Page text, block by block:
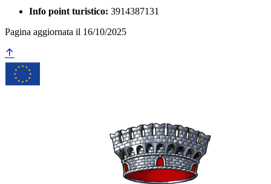
Info point turistico: 3914387131
Pagina aggiornata il 16/10/2025